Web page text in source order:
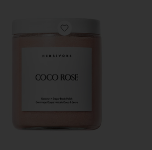
Favorite COCO ROSE ボディポ